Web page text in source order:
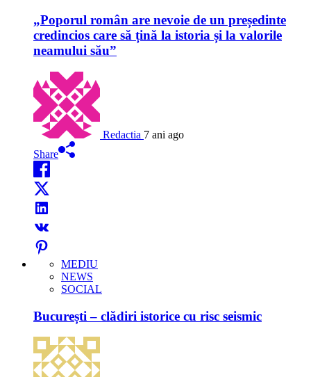
„Poporul român are nevoie de un președinte
credincios care să țină la istoria și la valorile
neamului său”
Redactia 7 ani ago
Share
MEDIU
NEWS
SOCIAL
București – clădiri istorice cu risc seismic